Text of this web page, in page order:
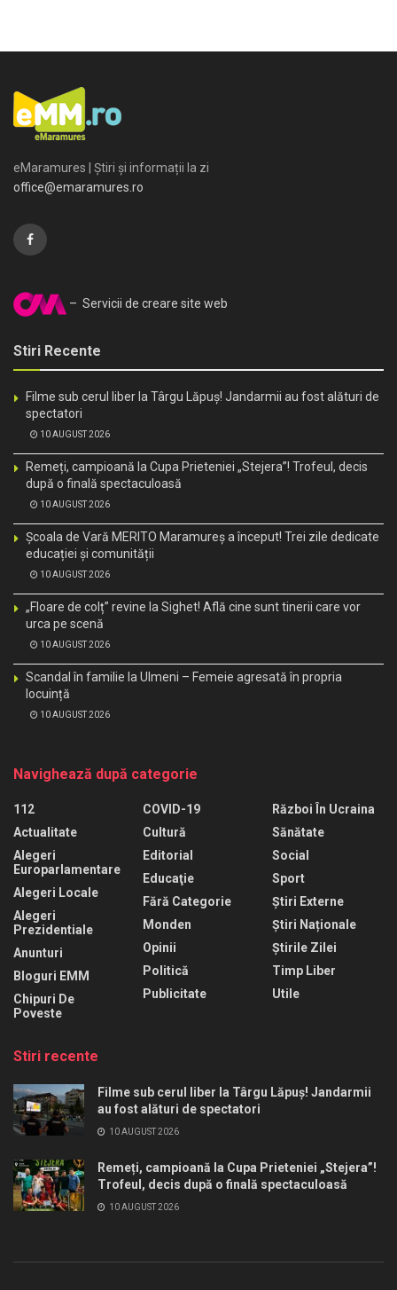
eMaramures | Știri și informații la zi
office@emaramures.ro
– Servicii de creare site web
Stiri Recente
Filme sub cerul liber la Târgu Lăpuș! Jandarmii au fost alături de
spectatori
10 AUGUST 2026
Remeți, campioană la Cupa Prieteniei „Stejera”! Trofeul, decis
după o finală spectaculoasă
10 AUGUST 2026
Școala de Vară MERITO Maramureș a început! Trei zile dedicate
educației și comunității
10 AUGUST 2026
„Floare de colț” revine la Sighet! Află cine sunt tinerii care vor
urca pe scenă
10 AUGUST 2026
Scandal în familie la Ulmeni – Femeie agresată în propria
locuință
10 AUGUST 2026
Navighează după categorie
112
Actualitate
Alegeri
Europarlamentare
Alegeri Locale
Alegeri
Prezidentiale
Anunturi
Bloguri EMM
Chipuri De
Poveste
COVID-19
Cultură
Editorial
Educaţie
Fără Categorie
Monden
Opinii
Politică
Publicitate
Război În Ucraina
Sănătate
Social
Sport
Știri Externe
Știri Naționale
Știrile Zilei
Timp Liber
Utile
Stiri recente
Filme sub cerul liber la Târgu Lăpuș! Jandarmii
au fost alături de spectatori
10 AUGUST 2026
Remeți, campioană la Cupa Prieteniei „Stejera”!
Trofeul, decis după o finală spectaculoasă
10 AUGUST 2026